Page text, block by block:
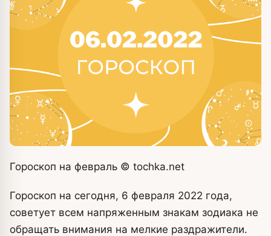
Гороскоп на февраль © tochka.net
Гороскоп на сегодня, 6 февраля 2022 года,
советует всем напряженным знакам зодиака не
обращать внимания на мелкие раздражители.